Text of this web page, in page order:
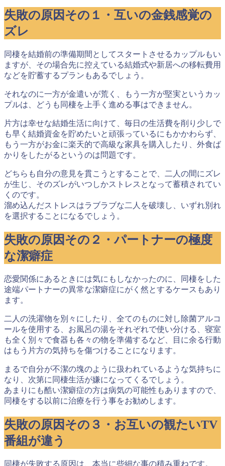
失敗の原因その１・互いの金銭感覚の
ズレ
同棲を結婚前の準備期間としてスタートさせるカップルもい
ますが、その場合先に控えている結婚式や新居への移転費用
などを貯蓄するプランもあるでしょう。
それなのに一方が金遣いが荒く、もう一方が堅実というカッ
プルは、どうも同棲を上手く進める事はできません。
片方は幸せな結婚生活に向けて、毎日の生活費を削り少しで
も早く結婚資金を貯めたいと頑張っているにもかかわらず、
もう一方がお金に楽天的で高級な家具を購入したり、外食ば
かりをしたがるというのは問題です。
どちらも自分の意見を貫こうとすることで、
二人の間にズレ
が生じ、そのズレがいつしかストレスとなって蓄積されてい
く のです。
溜め込んだストレスはラブラブな二人を破壊し、いずれ別れ
を選択することになるでしょう。
失敗の原因その２・パートナーの極度
な潔癖症
恋愛関係にあるときには気にもしなかったのに、同棲をした
途端パートナーの異常な潔癖症にがく然とするケースもあり
ます。
二人の洗濯物を別々にしたり、全てのものに対し除菌アルコ
ールを使用する、お風呂の湯をそれぞれで使い分ける、寝室
も全く別々で食器も各々の物を準備するなど、目に余る行動
はもう片方の気持ちを傷つけることになります。
まるで自分が不潔の塊のように扱われているような気持ちに
なり、 次第に同棲生活が嫌になってくるでしょう。
あまりにも酷い潔癖症の方は病気の可能性もありますので、
同棲をする以前に治療を行う事をお勧めします。
失敗の原因その３・お互いの観たいTV
番組が違う
同棲が失敗する原因は、本当に些細な事の積み重ねです。